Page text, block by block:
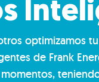
optimizamos
de Frank